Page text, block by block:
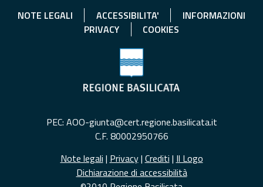
NOTE LEGALI ACCESSIBILITA'
INFORMAZIONI
PRIVACY
COOKIES
PEC: AOO-giunta@cert.regione.basilicata.it
C.F. 80002950766
Note legali | Privacy| Crediti | Il Logo
Dichiarazione di accessibilità